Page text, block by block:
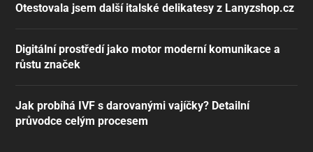
Otestovala jsem další italské delikatesy z Lanyzshop.cz
Digitální prostředí jako motor moderní komunikace a
růstu značek
Jak probíhá IVF s darovanými vajíčky? Detailní
průvodce celým procesem